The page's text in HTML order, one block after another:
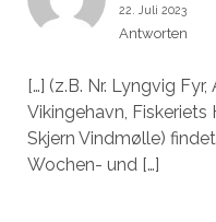
22. Juli 2023
Antworten
[…] (z.B. Nr. Lyngvig
Vikingehavn, Fiskeriets
Skjern Vindmølle)
Wochen- und […]